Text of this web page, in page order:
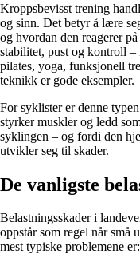
Kroppsbevisst trening
og sinn. Det betyr å lære
og hvordan den reagerer
stabilitet, pust og kontroll –
pilates, yoga, funksjonell
teknikk er gode eksempler.
For syklister er denne
styrker muskler og ledd
syklingen – og fordi den
utvikler seg til skader.
De vanligste
Belastningsskader i
oppstår som regel når små
mest typiske problemene er: